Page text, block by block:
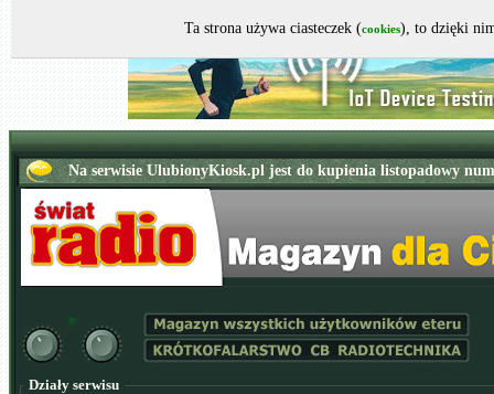
Działy serwisu
Ta strona używa ciasteczek (cookies), to dzięki